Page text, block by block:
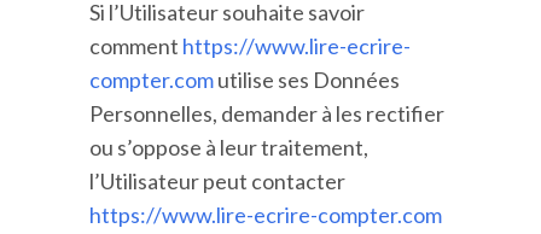
Si l’Utilisateur souhaite savoir
comment https://www.lire-ecrire-
compter.comutilise ses Données
Personnelles, demander à les rectifier
ou s’oppose à leur traitement,
l’Utilisateur peut contacter
https://www.lire-ecrire-compter.com